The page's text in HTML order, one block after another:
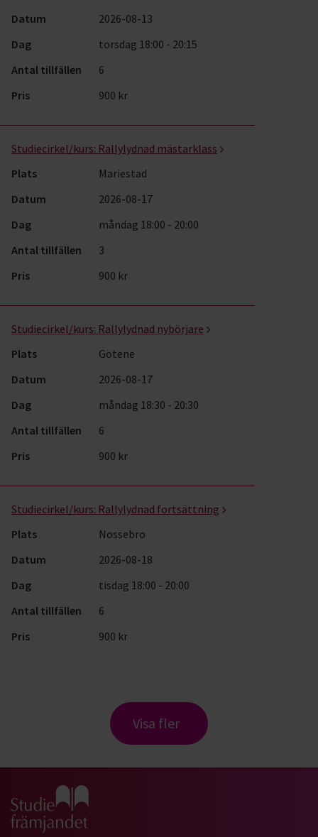
Datum
2026-08-13
Dag
torsdag 18:00 - 20:15
Antal tillfällen
6
Pris
900 kr
Studiecirkel/kurs: Rallylydnad mästarklass
Plats
Mariestad
Datum
2026-08-17
Dag
måndag 18:00 - 20:00
Antal tillfällen
3
Pris
900 kr
Studiecirkel/kurs: Rallylydnad nybörjare
Plats
Götene
Datum
2026-08-17
Dag
måndag 18:30 - 20:30
Antal tillfällen
6
Pris
900 kr
Studiecirkel/kurs: Rallylydnad fortsättning
Plats
Nossebro
Datum
2026-08-18
Dag
tisdag 18:00 - 20:00
Antal tillfällen
6
Pris
900 kr
Visa fler
Gå till studiefrämjandets startsida